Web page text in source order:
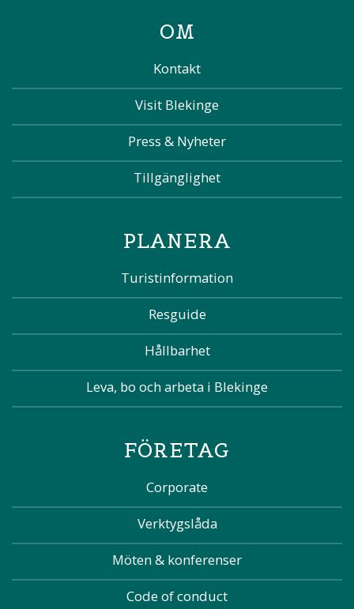
OM
Kontakt
Visit Blekinge
Press & Nyheter
Tillgänglighet
PLANERA
Turistinformation
Resguide
Hållbarhet
Leva, bo och arbeta i Blekinge
FÖRETAG
Corporate
Verktygslåda
Möten & konferenser
Code of conduct